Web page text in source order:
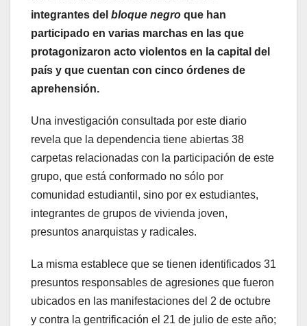
integrantes del bloque negro que han
participado en varias marchas en las que
protagonizaron acto violentos en la capital del
país y que cuentan con cinco órdenes de
aprehensión.
Una investigación consultada por este diario
revela que la dependencia tiene abiertas 38
carpetas relacionadas con la participación de este
grupo, que está conformado no sólo por
comunidad estudiantil, sino por ex estudiantes,
integrantes de grupos de vivienda joven,
presuntos anarquistas y radicales.
La misma establece que se tienen identificados 31
presuntos responsables de agresiones que fueron
ubicados en las manifestaciones del 2 de octubre
y contra la gentrificación el 21 de julio de este año;